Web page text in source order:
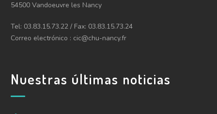
54500 Vandoeuvre les Nancy
Tel: 03.83.15.73.22 / Fax: 03.83.15.73.24
Correo electrónico : cic@chu-nancy.fr
Nuestras últimas noticias